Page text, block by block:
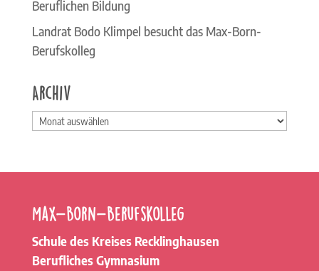
Beruflichen Bildung
Landrat Bodo Klimpel besucht das Max-Born-
Berufskolleg
Archiv
Archiv
Max-Born-Berufskolleg
Schule des Kreises Recklinghausen
Berufliches Gymnasium